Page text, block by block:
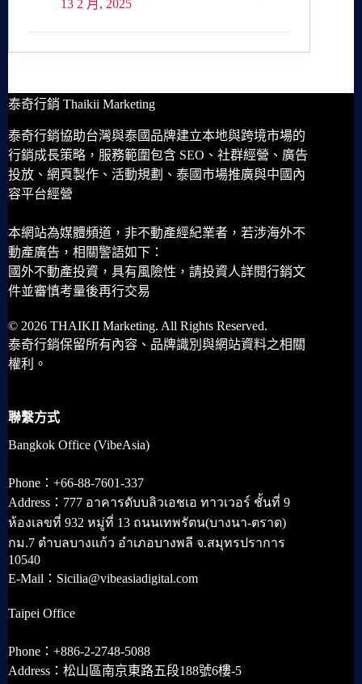
13 2 月, 2025
泰奇行銷 Thaikii Marketing
泰奇行銷協助台灣與泰國品牌建立本地與跨境市場的
行銷成長策略，服務範圍包含 SEO、社群經營、廣告
投放、網頁製作、活動規劃、泰國市場推廣與中國內
容平台經營
本網站為媒體頻道，非不動產經紀業者，若涉海外不
動產廣告，相關警語如下：
國外不動產投資，具有風險性，請投資人詳閱行銷文
件並審慎考量後再行交易
© 2026 THAIKII Marketing. All Rights Reserved.
泰奇行銷保留所有內容、品牌識別與網站資料之相關
權利。
聯繫方式
Bangkok Office (VibeAsia)
Phone：+66-88-7601-337
Address：777 อาคารดับบลิวเอชเอ ทาวเวอร์ ชั้นที่ 9
ห้องเลขที่ 932 หมู่ที่ 13 ถนนเทพรัตน(บางนา-ตราด)
กม.7 ตำบลบางแก้ว อำเภอบางพลี จ.สมุทรปราการ
10540
E-Mail：Sicilia@vibeasiadigital.com
Taipei Office
Phone：+886-2-2748-5088
Address：松山區南京東路五段188號6樓-5